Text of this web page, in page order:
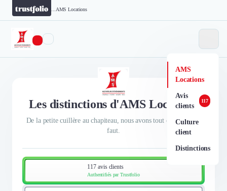
AMS Locations
AMS
Locations
Avis
clients
117
Culture
client
Distinctions
Les distinctions d'AMS Locations
De la petite cuillère au chapiteau, nous avons tout ce qu'il vous
faut.
117 avis clients
Authentifiés par Trustfolio